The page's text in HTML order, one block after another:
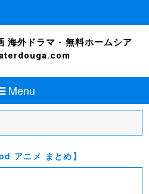
海外ドラマ - 無料ホームシア
Menu
アニメ まとめ】